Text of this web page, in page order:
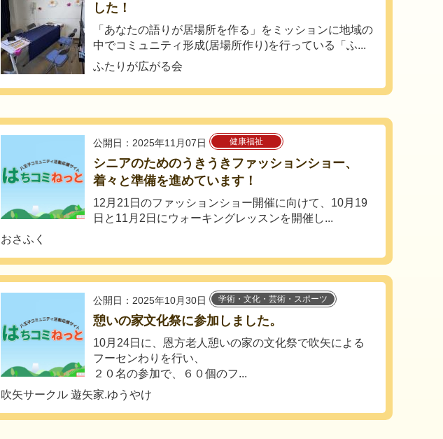
した！
「あなたの語りが居場所を作る」をミッションに地域の
中でコミュニティ形成(居場所作り)を行っている「ふ...
ふたりが広がる会
公開日：2025年11月07日 健康福祉
シニアのためのうきうきファッションショー、
着々と準備を進めています！
12月21日のファッションショー開催に向けて、10月19
日と11月2日にウォーキングレッスンを開催し...
おさふく
公開日：2025年10月30日 学術・文化・芸術・スポーツ
憩いの家文化祭に参加しました。
10月24日に、恩方老人憩いの家の文化祭で吹矢による
フーセンわりを行い、
２０名の参加で、６０個のフ...
吹矢サークル 遊矢家.ゆうやけ